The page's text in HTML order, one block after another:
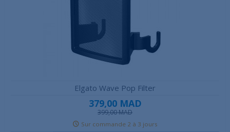
Elgato Wave Pop Filter
379,00 MAD
399,00 MAD
Sur commande 2 à 3 jours